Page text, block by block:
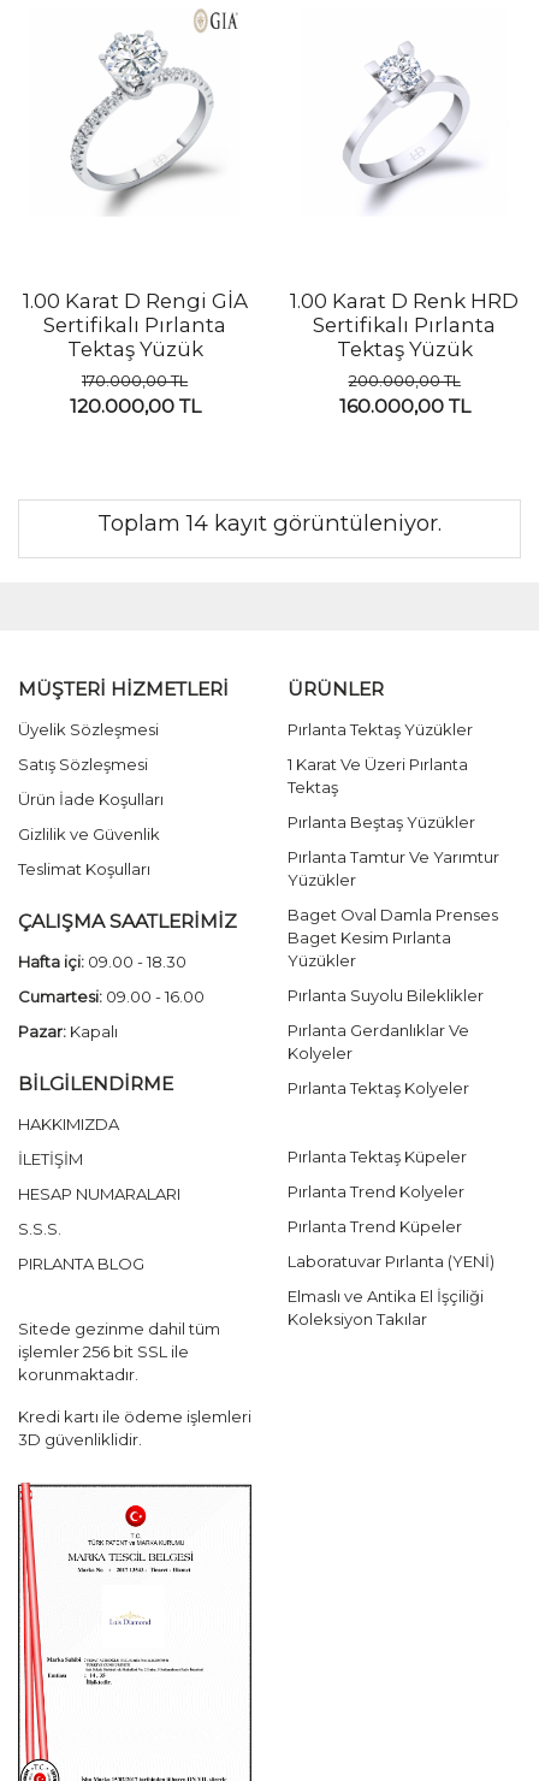
1.00 Karat D Rengi GİA
Sertifikalı Pırlanta
Tektaş Yüzük
170.000,00 TL
120.000,00 TL
1.00 Karat D Renk HRD
Sertifikalı Pırlanta
Tektaş Yüzük
200.000,00 TL
160.000,00 TL
Toplam 14 kayıt görüntüleniyor.
MÜŞTERİ HİZMETLERİ
Üyelik Sözleşmesi
Satış Sözleşmesi
Ürün İade Koşulları
Gizlilik ve Güvenlik
Teslimat Koşulları
ÇALIŞMA SAATLERİMİZ
Hafta içi: 09.00 - 18.30
Cumartesi: 09.00 - 16.00
Pazar: Kapalı
BİLGİLENDİRME
HAKKIMIZDA
İLETİŞİM
HESAP NUMARALARI
S.S.S.
PIRLANTA BLOG
Sitede gezinme dahil tüm
işlemler 256 bit SSL ile
korunmaktadır.
Kredi kartı ile ödeme işlemleri
3D güvenliklidir.
ÜRÜNLER
Pırlanta Tektaş Yüzükler
1 Karat Ve Üzeri Pırlanta
Tektaş
Pırlanta Beştaş Yüzükler
Pırlanta Tamtur Ve Yarımtur
Yüzükler
Baget Oval Damla Prenses
Baget Kesim Pırlanta
Yüzükler
Pırlanta Suyolu Bileklikler
Pırlanta Gerdanlıklar Ve
Kolyeler
Pırlanta Tektaş Kolyeler
Pırlanta Tektaş Küpeler
Pırlanta Trend Kolyeler
Pırlanta Trend Küpeler
Laboratuvar Pırlanta (YENİ)
Elmaslı ve Antika El İşçiliği
Koleksiyon Takılar